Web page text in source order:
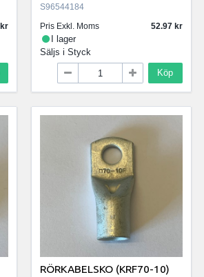
S96544184
Pris Exkl. Moms
52.97
I lager
Säljs i Styck
Köp
RÖRKABELSKO (KRF70-10)